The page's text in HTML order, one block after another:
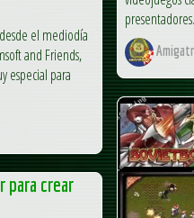
el mediodía
and Friends,
especial para
para crear